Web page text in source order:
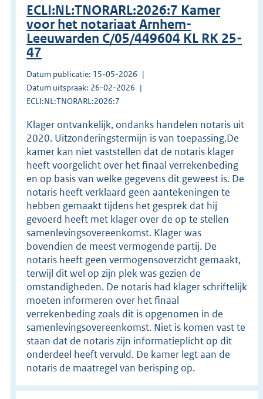
ECLI:NL:TNORARL:2026:7 Kamer
voor het notariaat Arnhem-
Leeuwarden C/05/449604 KL RK 25-
47
Datum publicatie: 15-05-2026
Datum uitspraak: 26-02-2026
ECLI:NL:TNORARL:2026:7
Klager ontvankelijk, ondanks handelen notaris uit
2020. Uitzonderingstermijn is van toepassing.De
kamer kan niet vaststellen dat de notaris klager
heeft voorgelicht over het finaal verrekenbeding
en op basis van welke gegevens dit geweest is. De
notaris heeft verklaard geen aantekeningen te
hebben gemaakt tijdens het gesprek dat hij
gevoerd heeft met klager over de op te stellen
samenlevingsovereenkomst. Klager was
bovendien de meest vermogende partij. De
notaris heeft geen vermogensoverzicht gemaakt,
terwijl dit wel op zijn plek was gezien de
omstandigheden. De notaris had klager schriftelijk
moeten informeren over het finaal
verrekenbeding zoals dit is opgenomen in de
samenlevingsovereenkomst. Niet is komen vast te
staan dat de notaris zijn informatieplicht op dit
onderdeel heeft vervuld. De kamer legt aan de
notaris de maatregel van berisping op.